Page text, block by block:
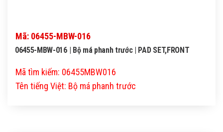
Mã: 06455-MBW-016
06455-MBW-016 | Bộ má phanh trước | PAD SET,FRONT
Mã tìm kiếm: 06455MBW016
Tên tiếng Việt: Bộ má phanh trước